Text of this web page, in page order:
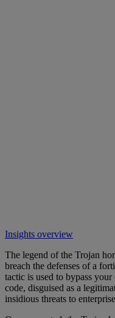
Insights overview
The legend of the Trojan
breach the defenses of a
tactic is used to bypass
code, disguised as a
insidious threats to